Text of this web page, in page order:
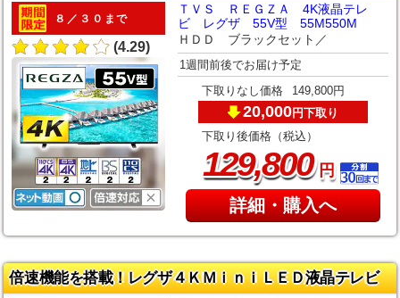
８／３０まで
(4.29)
ＴＶＳ ＲＥＧＺＡ 4K液晶テレ
ビ レグザ 55V型 55M550M
ＨＤＤ ブラックセット／
1週間前後でお届け予定
下取りなし価格 149,800円
20,000円下取り
下取り後価格（税込）
129,800円
詳細・購入へ
倍速機能を搭載！レグザ４ＫＭｉｎｉＬＥＤ液晶テレビ